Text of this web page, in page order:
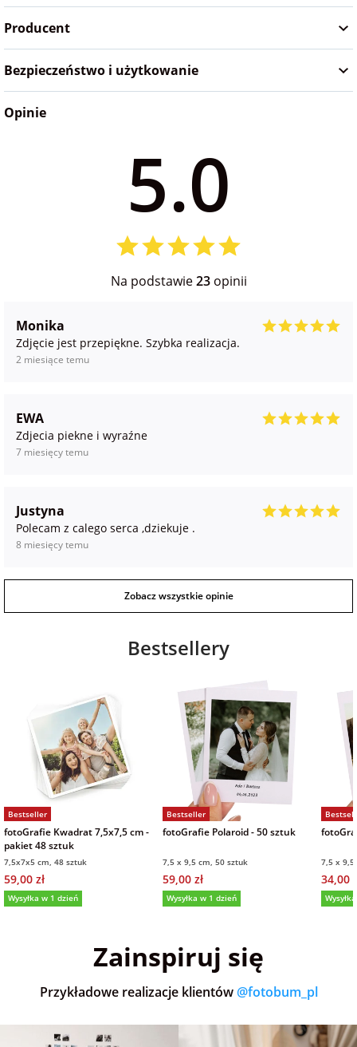
na Wielkanoc
na wieczór
panieński
Producent
Bezpieczeństwo i użytkowanie
Opinie
5.0
Na podstawie23opinii
Monika
Zdjęcie jest przepiękne. Szybka realizacja.
2 miesiące temu
EWA
Zdjecia piekne i wyraźne
7 miesięcy temu
Justyna
Polecam z calego serca ,dziekuje .
8 miesięcy temu
Zobacz wszystkie opinie
Bestsellery
Bestseller
fotoGrafie Kwadrat 7,5x7,5 cm -
pakiet 48 sztuk
7,5x7x5 cm, 48 sztuk
59,00 zł
Wysyłka w 1 dzień
Bestseller
fotoGrafie Polaroid - 50 sztuk
7,5 x 9,5 cm, 50 sztuk
59,00 zł
Wysyłka w 1 dzień
7,5 x
34,00
Zainspiruj się
Przykładowe realizacje klientów @fotobum_pl